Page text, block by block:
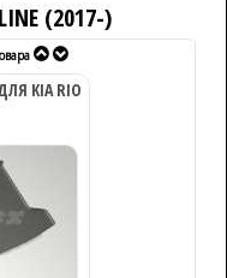
(2017-)
KIA RIO